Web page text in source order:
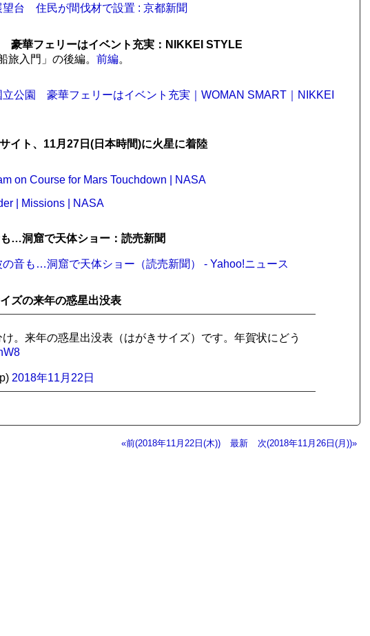
望台 住民が間伐材で設置 : 京都新聞
豪華フェリーはイベント充実：NIKKEI STYLE
旅入門」の後編。 前編。
公園 豪華フェリーはイベント充実｜WOMAN SMART｜NIKKEI
イト、11月27日(日本時間)に火星に着陸
on Course for Mars Touchdown | NASA
| Missions | NASA
…洞窟で天体ショー：読売新聞
音も…洞窟で天体ショー（読売新聞） - Yahoo!ニュース
ズの来年の惑星出没表
。来年の惑星出没表（はがきサイズ）です。年賀状にどう
2018年11月22日
«前(2018年11月22日(木)) 最新 次(2018年11月26日(月))»